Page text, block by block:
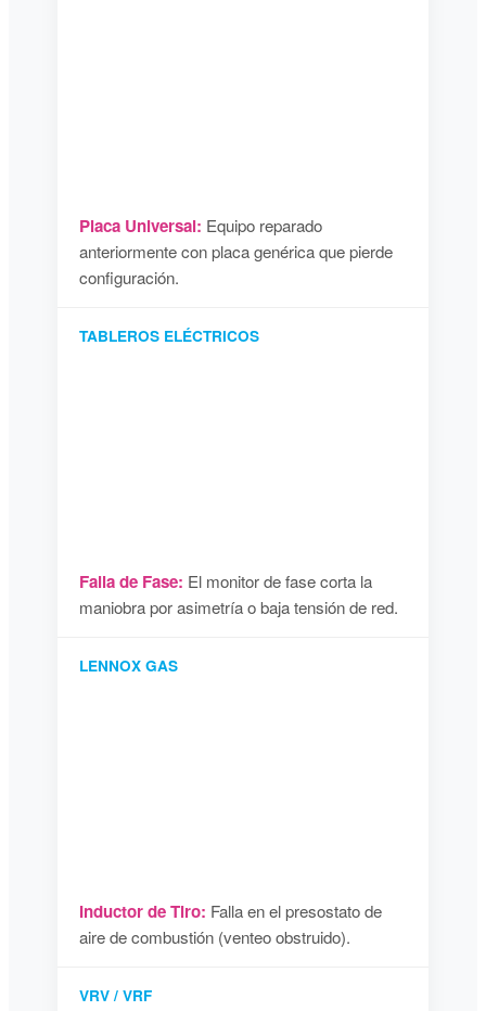
Placa Universal: Equipo reparado
anteriormente con placa genérica que pierde
configuración.
TABLEROS ELÉCTRICOS
Falla de Fase: El monitor de fase corta la
maniobra por asimetría o baja tensión de red.
LENNOX GAS
Inductor de Tiro: Falla en el presostato de
aire de combustión (venteo obstruido).
VRV / VRF